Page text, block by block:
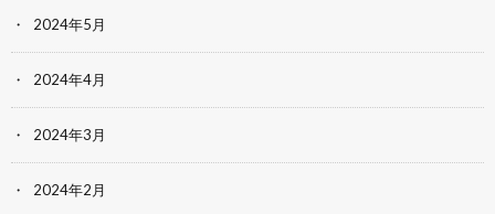
2024年5月
2024年4月
2024年3月
2024年2月